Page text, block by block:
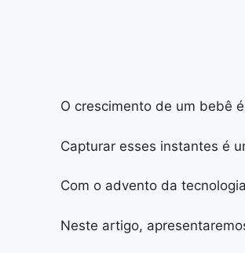
O crescimento de um bebê
Capturar esses instantes é
Com o advento da
Neste artigo,